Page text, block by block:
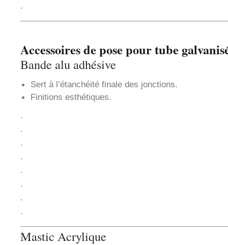
.
Accessoires de pose pour tube
Bande alu adhésive
Sert à l’étanchéité finale des jonctions.
Finitions esthétiques.
.
.
.
.
.
.
.
.
Mastic Acrylique